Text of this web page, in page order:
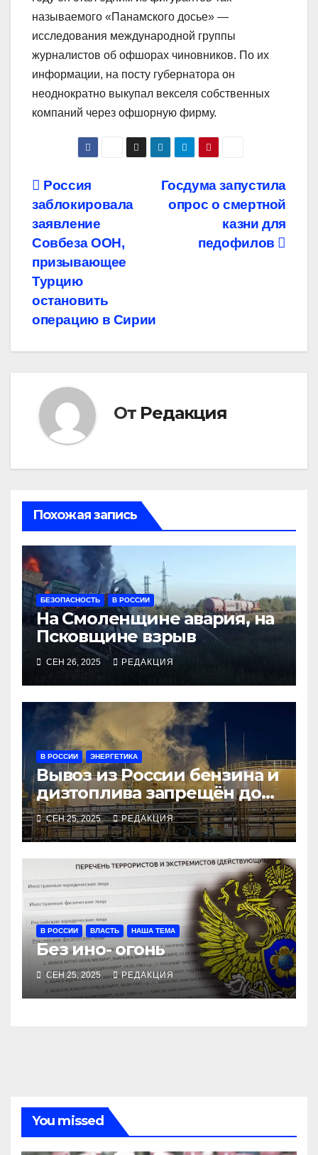
называемого «Панамского досье» —
исследования международной группы
журналистов об офшорах чиновников. По их
информации, на посту губернатора он
неоднократно выкупал векселя собственных
компаний через офшорную фирму.
Навигация
по
записям
Госдума запустила
опрос о смертной
казни для
педофилов
Россия
заблокировала
заявление
Совбеза ООН,
призывающее
Турцию
остановить
операцию в Сирии
От Редакция
Похожая запись
БЕЗОПАСНОСТЬ В РОССИИ
На Смоленщине авария, на
Псковщине взрыв
СЕН 26, 2025 РЕДАКЦИЯ
В РОССИИ ЭНЕРГЕТИКА
Вывоз из России бензина и
дизтоплива запрещён до
конца года
СЕН 25, 2025 РЕДАКЦИЯ
В РОССИИ ВЛАСТЬ НАША ТЕМА
Без ино- огонь
СЕН 25, 2025 РЕДАКЦИЯ
You missed